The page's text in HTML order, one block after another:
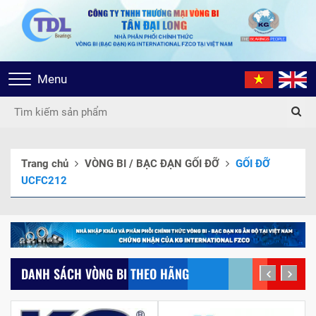
Toggle
navigation
Menu
Trang chủ VÒNG BI / BẠC ĐẠN GỐI ĐỠ
GỐI ĐỠ
UCFC212
DANH SÁCH VÒNG BI THEO HÃNG prev next